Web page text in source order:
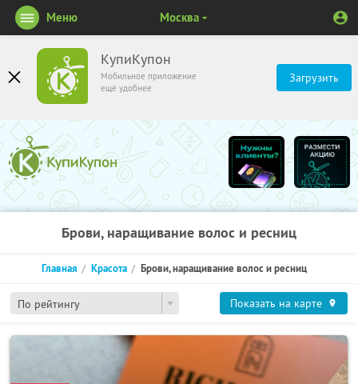
КупиКупон
Мобильное приложение
ещё удобнее
Загрузить
Меню Москва
Брови, наращивание волос и ресниц
По рейтингу
Главная Красота Брови, наращивание волос и ресниц
Показать на карте